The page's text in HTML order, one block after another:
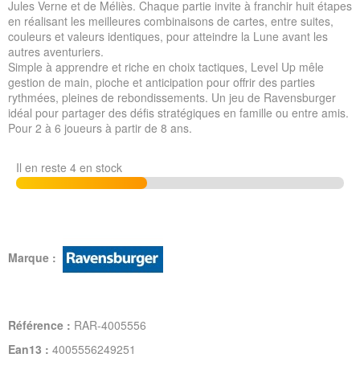
Jules Verne et de Méliès. Chaque partie invite à franchir huit étapes
en réalisant les meilleures combinaisons de cartes, entre suites,
couleurs et valeurs identiques, pour atteindre la Lune avant les
autres aventuriers.
Simple à apprendre et riche en choix tactiques, Level Up mêle
gestion de main, pioche et anticipation pour offrir des parties
rythmées, pleines de rebondissements. Un jeu de Ravensburger
idéal pour partager des défis stratégiques en famille ou entre amis.
Pour 2 à 6 joueurs à partir de 8 ans.
Il en reste 4 en stock
Marque :
Référence : RAR-4005556
Ean13 : 4005556249251